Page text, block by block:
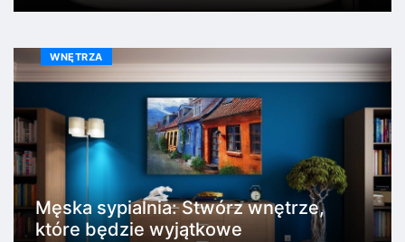
WNĘTRZA
Męska sypialnia: Stwórz wnętrze,
które będzie wyjątkowe